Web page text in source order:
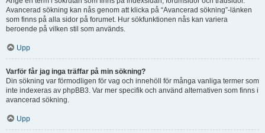
Avancerad sökning kan nås genom att klicka på “Avancerad sökning”-länken
som finns på alla sidor på forumet. Hur sökfunktionen nås kan variera
beroende på vilken stil som används.
Upp
Varför får jag inga träffar på min sökning?
Din sökning var förmodligen för vag och innehöll för många vanliga termer som
inte indexeras av phpBB3. Var mer specifik och använd alternativen som finns i
avancerad sökning.
Upp